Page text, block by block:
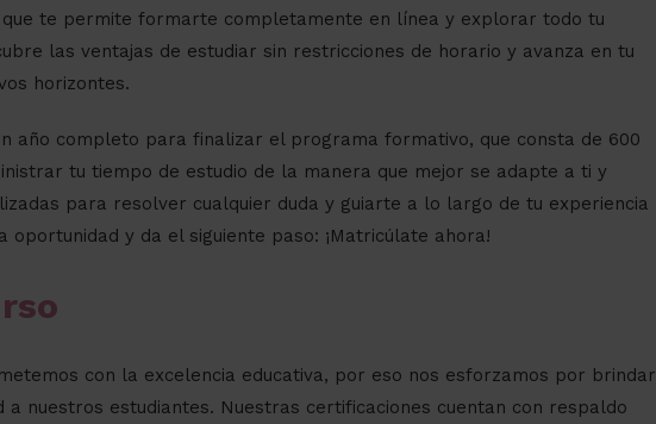
te permite formarte completamente en línea y explorar todo tu
las ventajas de estudiar sin restricciones de horario y avanza en tu
horizontes.
año completo para finalizar el programa formativo, que consta de 600
tu tiempo de estudio de la manera que mejor se adapte a ti y
para resolver cualquier duda y guiarte a lo largo de tu experiencia
oportunidad y da el siguiente paso: ¡Matricúlate ahora!
con la excelencia educativa, por eso nos esforzamos por brindar
a nuestros estudiantes. Nuestras certificaciones cuentan con respaldo